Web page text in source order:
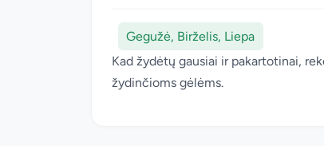
Gegužė, Birželis, Liepa
Kad žydėtų gausiai ir pakartotinai,
žydinčioms gėlėms.